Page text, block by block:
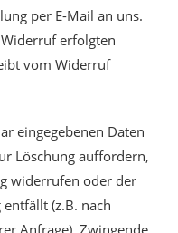
per E-Mail an uns.
erfolgten
vom Widerruf
eingegebenen Daten
Löschung auffordern,
widerrufen oder der
(z.B. nach
Anfrage). Zwingende